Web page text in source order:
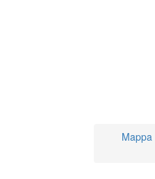
Mappa